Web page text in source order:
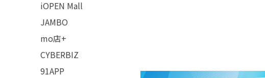
iOPEN Mall
JAMBO
mo店+
CYBERBIZ
91APP